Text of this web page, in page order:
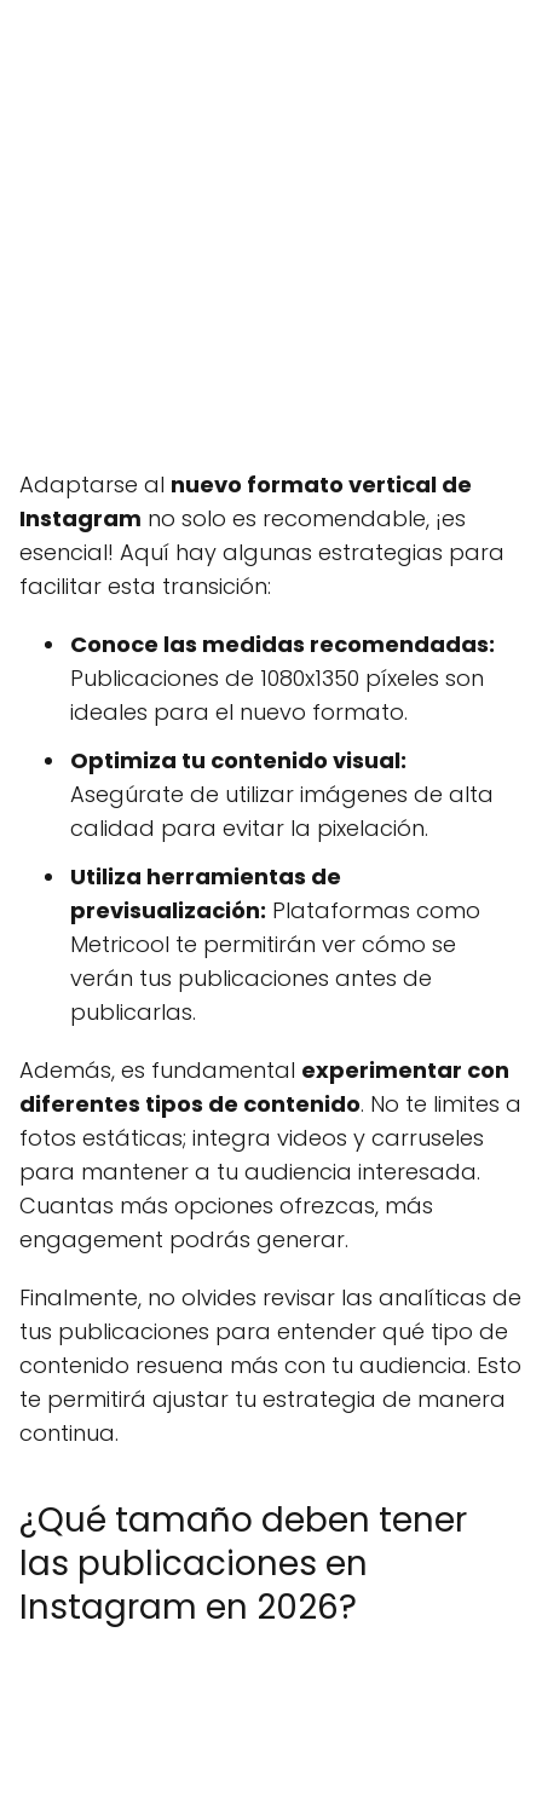
Adaptarse al nuevo formato vertical de
Instagram no solo es recomendable, ¡es
esencial! Aquí hay algunas estrategias para
facilitar esta transición:
Conoce las medidas recomendadas:
Publicaciones de 1080x1350 píxeles son
ideales para el nuevo formato.
Optimiza tu contenido visual:
Asegúrate de utilizar imágenes de alta
calidad para evitar la pixelación.
Utiliza herramientas de
previsualización: Plataformas como
Metricool te permitirán ver cómo se
verán tus publicaciones antes de
publicarlas.
Además, es fundamental experimentar con
diferentes tipos de contenido. No te limites a
fotos estáticas; integra videos y carruseles
para mantener a tu audiencia interesada.
Cuantas más opciones ofrezcas, más
engagement podrás generar.
Finalmente, no olvides revisar las analíticas de
tus publicaciones para entender qué tipo de
contenido resuena más con tu audiencia. Esto
te permitirá ajustar tu estrategia de manera
continua.
¿Qué tamaño deben tener
las publicaciones en
Instagram en 2026?